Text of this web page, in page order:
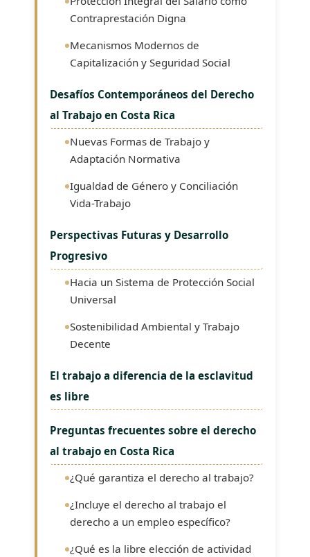
Contraprestación Digna
Mecanismos Modernos de
Capitalización y Seguridad Social
Desafíos Contemporáneos del Derecho
al Trabajo en Costa Rica
Nuevas Formas de Trabajo y
Adaptación Normativa
Igualdad de Género y Conciliación
Vida-Trabajo
Perspectivas Futuras y Desarrollo
Progresivo
Hacia un Sistema de Protección Social
Universal
Sostenibilidad Ambiental y Trabajo
Decente
El trabajo a diferencia de la esclavitud
es libre
Preguntas frecuentes sobre el derecho
al trabajo en Costa Rica
¿Qué garantiza el derecho al trabajo?
¿Incluye el derecho al trabajo el
derecho a un empleo específico?
¿Qué es la libre elección de actividad